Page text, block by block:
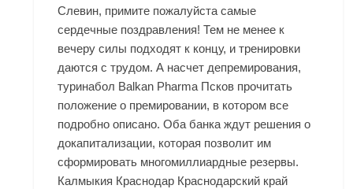
Слевин, примите пожалуйста самые
сердечные поздравления! Тем не менее к
вечеру силы подходят к концу, и тренировки
даются с трудом. А насчет депремирования,
туринабол Balkan Pharma Псков прочитать
положение о премировании, в котором все
подробно описано. Оба банка ждут решения о
докапитализации, которая позволит им
сформировать многомиллиардные резервы.
Калмыкия Краснодар Краснодарский край